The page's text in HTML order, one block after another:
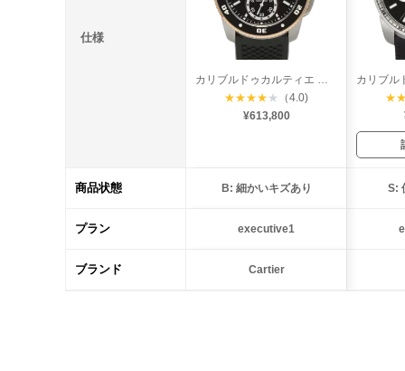
仕様
カリブルドゥカルティエ ダイバー
★★★★ ★
（4.0)
¥613,800
★
商品状態 B: 細かいキズあり S:
プラン executive1
ブランド Cartier